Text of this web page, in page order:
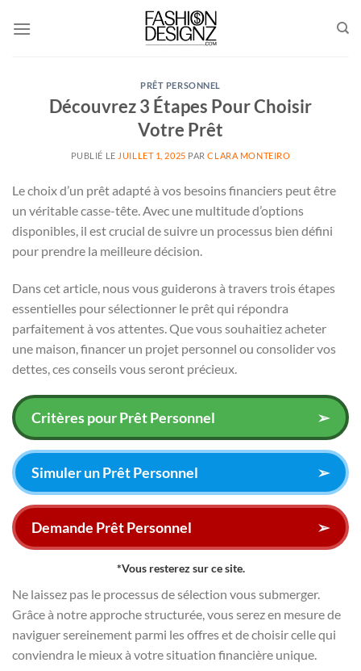
PRÊT PERSONNEL
Découvrez 3 Étapes Pour Choisir
Votre Prêt
PUBLIÉ LE JUILLET 1, 2025 PARCLARA MONTEIRO
Le choix d’un prêt adapté à vos besoins financiers peut être
un véritable casse-tête. Avec une multitude d’options
disponibles, il est crucial de suivre un processus bien défini
pour prendre la meilleure décision.
Dans cet article, nous vous guiderons à travers trois étapes
essentielles pour sélectionner le prêt qui répondra
parfaitement à vos attentes. Que vous souhaitiez acheter
une maison, financer un projet personnel ou consolider vos
dettes, ces conseils vous seront précieux.
Critères pour Prêt Personnel ➢
Simuler un Prêt Personnel ➢
Demande Prêt Personnel ➢
*Vous resterez sur ce site.
Ne laissez pas le processus de sélection vous submerger.
Grâce à notre approche structurée, vous serez en mesure de
naviguer sereinement parmi les offres et de choisir celle qui
conviendra le mieux à votre situation financière unique.